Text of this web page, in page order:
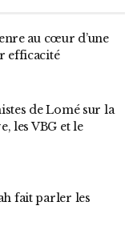
au cœur d’une
efficacité
de Lomé sur la
les VBG et le
fait parler les